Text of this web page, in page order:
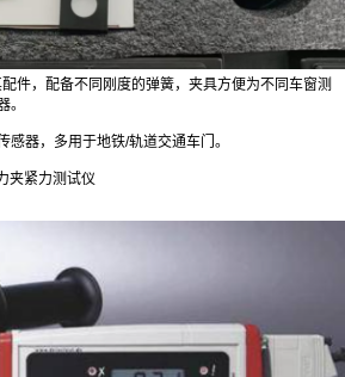
件，配备不同刚度的弹簧，夹具方便为不同车窗测
。
器，多用于地铁/轨道交通车门。
夹紧力测试仪